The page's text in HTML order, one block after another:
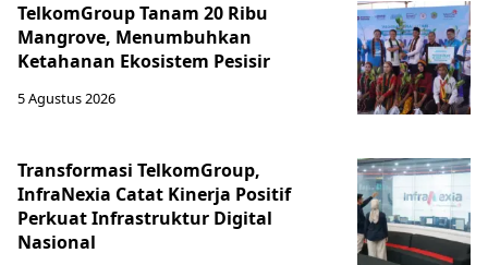
TelkomGroup Tanam 20 Ribu
Mangrove, Menumbuhkan
Ketahanan Ekosistem Pesisir
5 Agustus 2026
Transformasi TelkomGroup,
InfraNexia Catat Kinerja Positif
Perkuat Infrastruktur Digital
Nasional